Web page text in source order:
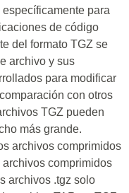
para
de código
del formato TGZ se
archivo y sus
para modificar
con otros
TGZ pueden
más grande.
archivos comprimidos
comprimidos
archivos .tgz solo